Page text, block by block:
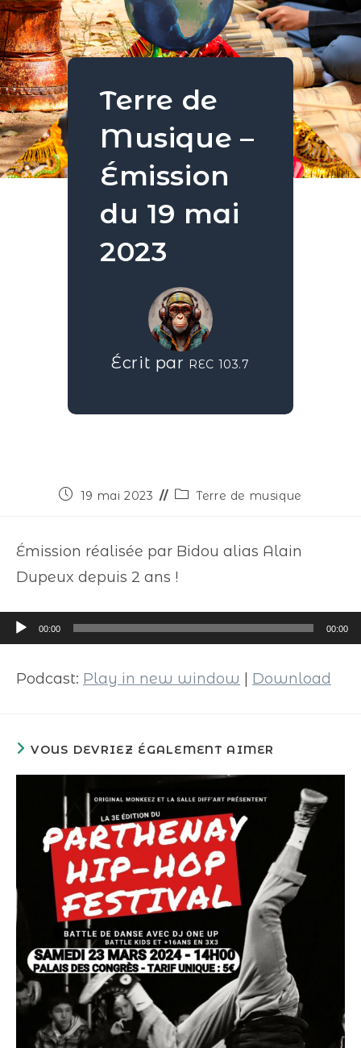
Terre de
Musique –
Émission
du 19 mai
2023
Écrit par REC 103.7
19 mai 2023 Terre de musique
Émission réalisée par Bidou alias Alain
Dupeux depuis 2 ans !
Lecteur
audio
00:00 00:00
Podcast: Play in new window Download
VOUS DEVRIEZ ÉGALEMENT AIMER